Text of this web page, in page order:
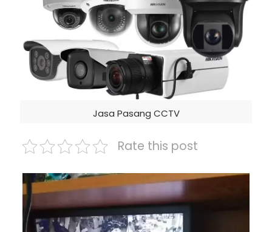
Jasa Pasang CCTV
Rate this post